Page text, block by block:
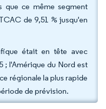
que ce même segment
de 9,51 % jusqu'en
était en tête avec
; l'Amérique du Nord est
régionale la plus rapide
de prévision.